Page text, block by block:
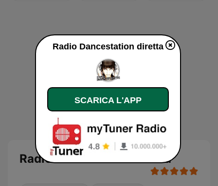
Radio Dancestation diretta
Radio Dancestation diretta
SCARICA L'APP